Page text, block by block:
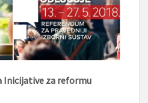
Inicijative za reformu